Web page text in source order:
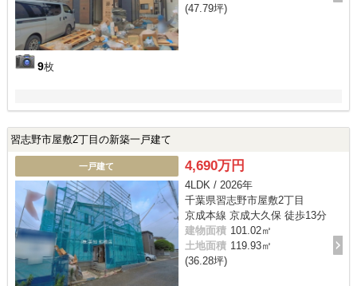
9枚
(47.79坪)
習志野市屋敷2丁目の新築一戸建て
一戸建て 4,690万円
4LDK / 2026年
千葉県習志野市屋敷2丁目
京成本線 京成大久保 徒歩13分
建物面積 101.02㎡
土地面積 119.93㎡
(36.28坪)